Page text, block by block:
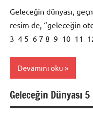
Geleceğin dünyası,
resim de, “geleceğin
3 4 5 6 7 8 9 10 11
Devamını oku
Foto
Galeri
Geleceğin Dünyası 5